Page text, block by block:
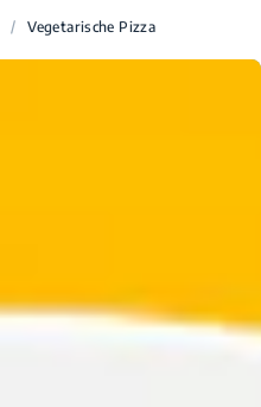
/ Vegetarische Pizza